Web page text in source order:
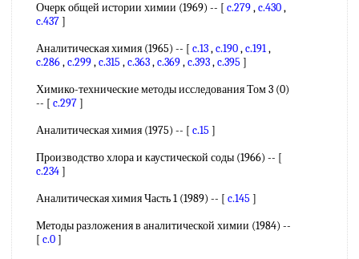
Очерк общей истории химии (1969) -- [ c.279,c.430,
c.437]
Аналитическая химия (1965) -- [ c.13,c.190,c.191,
c.286,c.299,c.315 ,c.363,c.369,c.393,c.395 ]
Химико-технические методы исследования Том 3 (0)
-- [ c.297]
Аналитическая химия (1975) -- [ c.15 ]
Производство хлора и каустической соды (1966) -- [
c.234]
Аналитическая химия Часть 1 (1989) -- [ c.145 ]
Методы разложения в аналитической химии (1984) --
[ c.0]